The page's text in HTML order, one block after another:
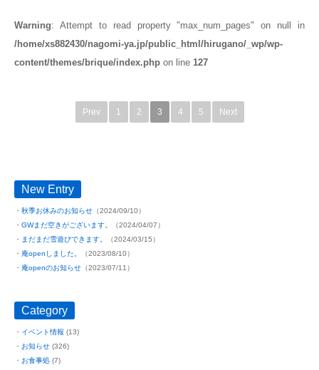
Warning: Attempt to read property "max_num_pages" on null in
/home/xs882430/nagomi-ya.jp/public_html/hirugano/_wp/wp-
content/themes/brique/index.php on line 127
Prev 1 2 3 4 5 Next
New Entry
秋季お休みのお知らせ （2024/09/10）
GWまだ空きがございます。
（2024/04/07）
まだまだ雪遊びできます。
（2024/03/15）
庵openしました。
（2023/08/10）
庵openのお知らせ （2023/07/11）
Category
イベント情報 (13)
お知らせ (326)
お食事処 (7)